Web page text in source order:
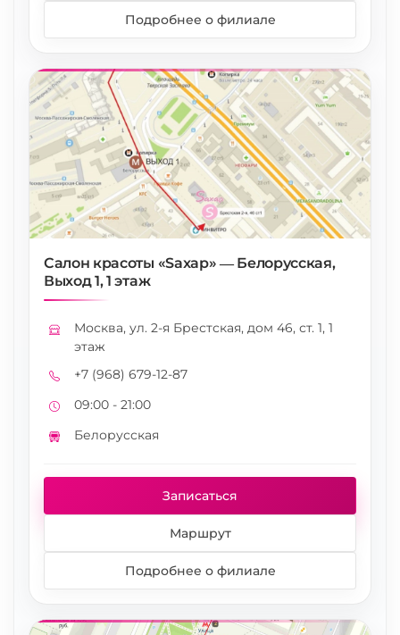
Подробнее о филиале
Салон красоты «Saxap» — Белорусская,
Выход 1, 1 этаж
Адрес
Москва, ул. 2-я Брестская, дом 46, ст. 1, 1
этаж
Телефон
+7 (968) 679-12-87
Режим работы
09:00 - 21:00
Метро
Белорусская
Записаться
Маршрут
Подробнее о филиале